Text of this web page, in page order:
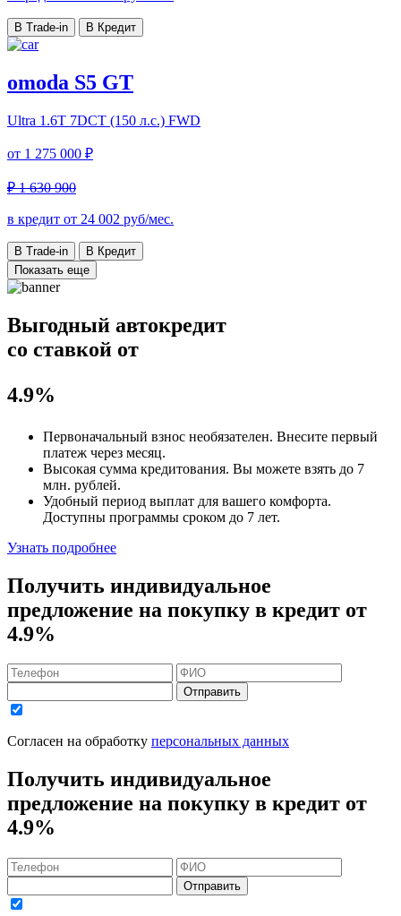
В Trade-in В Кредит
omoda S5 GT
Ultra 1.6T 7DCT (150 л.с.) FWD
от 1 275 000 ₽
₽ 1 630 900
в кредит от 24 002 руб/мес.
В Trade-in
В Кредит
Показать еще
Выгодный автокредит
со ставкой от
4.9%
Первоначальный взнос необязателен. Внесите первый
платеж через месяц.
Высокая сумма кредитования. Вы можете взять до 7
млн. рублей.
Удобный период выплат для вашего комфорта.
Доступны программы сроком до 7 лет.
Узнать подробнее
Получить индивидуальное
предложение на покупку в кредит от
4.9%
Отправить
Согласен на обработку персональных данных
Получить индивидуальное
предложение на покупку в кредит от
4.9%
Отправить